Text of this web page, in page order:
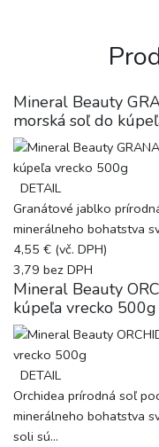
Mineral Beauty
morská soľ do
DETAIL
Granátové jablko
minerálneho bohatstva
4,55 € (vč. DPH)
3,79 bez DPH
Mineral Beauty
kúpeľa vrecko 500g
DETAIL
Orchidea prírodná soľ
minerálneho bohatstva
soli sú...